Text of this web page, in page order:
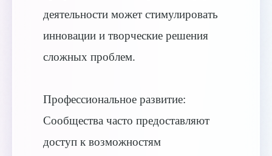
деятельности может стимулировать
инновации и творческие решения
сложных проблем.
Профессиональное развитие:
Сообщества часто предоставляют
доступ к возможностям